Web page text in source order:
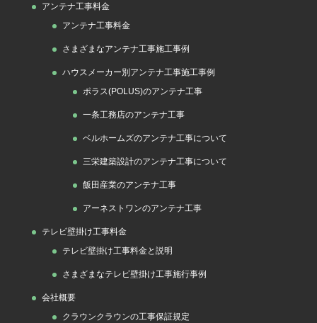
アンテナ工事料金
アンテナ工事料金
さまざまなアンテナ工事施工事例
ハウスメーカー別アンテナ工事施工事例
ポラス(POLUS)のアンテナ工事
一条工務店のアンテナ工事
ベルホームズのアンテナ工事について
三栄建築設計のアンテナ工事について
飯田産業のアンテナ工事
アーネストワンのアンテナ工事
テレビ壁掛け工事料金
テレビ壁掛け工事料金と説明
さまざまなテレビ壁掛け工事施行事例
会社概要
クラウンクラウンの工事保証規定